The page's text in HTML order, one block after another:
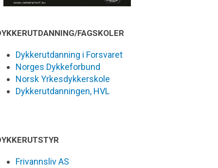
FAGSKOLER
Dykkerutdanning i Forsvaret
Norges Dykkeforbund
Norsk Yrkesdykkerskole
Dykkerutdanningen, HVL
Frivannsliv AS